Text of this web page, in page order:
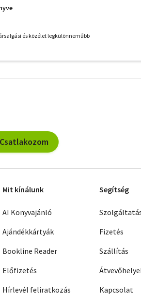
és közélet legkülönneműbb
szűrők
Csatlakozom
Mit kínálunk
AI Könyvajánló
Ajándékkártyák
Bookline Reader
Előfizetés
Hírlevél feliratkozás
Segítség
Fizetés
Szállítás
Kapcsolat